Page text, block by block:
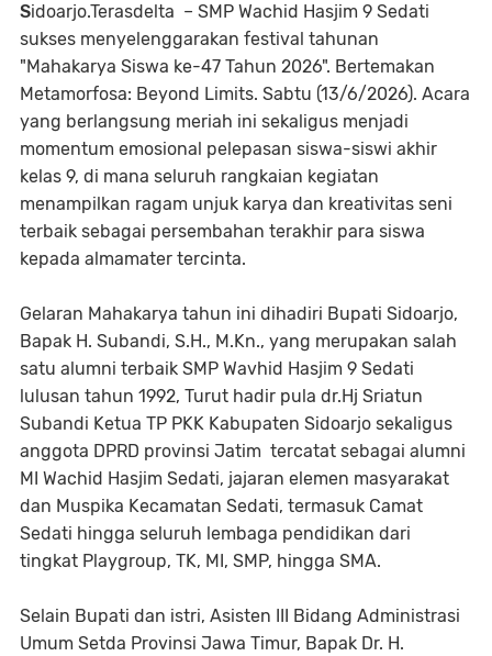
Sidoarjo.Terasdelta – SMP Wachid Hasjim 9 Sedati
sukses menyelenggarakan festival tahunan
"Mahakarya Siswa ke-47 Tahun 2026". Bertemakan
Metamorfosa: Beyond Limits. Sabtu (13/6/2026). Acara
yang berlangsung meriah ini sekaligus menjadi
momentum emosional pelepasan siswa-siswi akhir
kelas 9, di mana seluruh rangkaian kegiatan
menampilkan ragam unjuk karya dan kreativitas seni
terbaik sebagai persembahan terakhir para siswa
kepada almamater tercinta.
‎Gelaran Mahakarya tahun ini dihadiri Bupati Sidoarjo,
Bapak H. Subandi, S.H., M.Kn., yang merupakan salah
satu alumni terbaik SMP Wavhid Hasjim 9 Sedati
lulusan tahun 1992, Turut hadir pula dr.Hj Sriatun
Subandi Ketua TP PKK Kabupaten Sidoarjo sekaligus
anggota DPRD provinsi Jatim tercatat sebagai alumni
MI Wachid Hasjim Sedati, jajaran elemen masyarakat
dan Muspika Kecamatan Sedati, termasuk Camat
Sedati hingga seluruh lembaga pendidikan dari
tingkat Playgroup, TK, MI, SMP, hingga SMA.
‎Selain Bupati dan istri, Asisten III Bidang Administrasi
Umum Setda Provinsi Jawa Timur, Bapak Dr. H.